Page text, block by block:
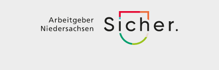
Berufe-Check